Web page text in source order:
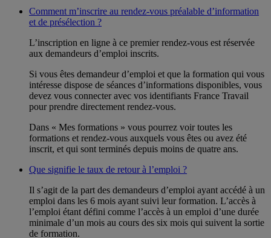
Comment m’inscrire au rendez-vous préalable d’information
et de présélection ?
L’inscription en ligne à ce premier rendez-vous est réservée
aux demandeurs d’emploi inscrits.
Si vous êtes demandeur d’emploi et que la formation qui vous
intéresse dispose de séances d’informations disponibles, vous
devez vous connecter avec vos identifiants France Travail
pour prendre directement rendez-vous.
Dans « Mes formations » vous pourrez voir toutes les
formations et rendez-vous auxquels vous êtes ou avez été
inscrit, et qui sont terminés depuis moins de quatre ans.
Que signifie le taux de retour à l’emploi ?
Il s’agit de la part des demandeurs d’emploi ayant accédé à un
emploi dans les 6 mois ayant suivi leur formation. L’accès à
l’emploi étant défini comme l’accès à un emploi d’une durée
minimale d’un mois au cours des six mois qui suivent la sortie
de formation.